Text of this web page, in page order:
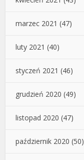
marzec 2021 (47)
luty 2021 (40)
styczeń 2021 (46)
grudzień 2020 (49)
listopad 2020 (47)
październik 2020 (50)